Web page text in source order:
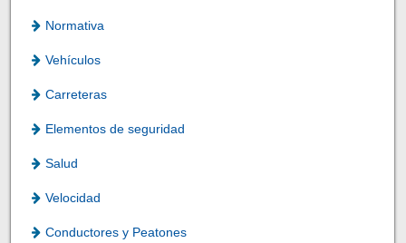
Normativa
Vehículos
Carreteras
Elementos de seguridad
Salud
Velocidad
Conductores y Peatones